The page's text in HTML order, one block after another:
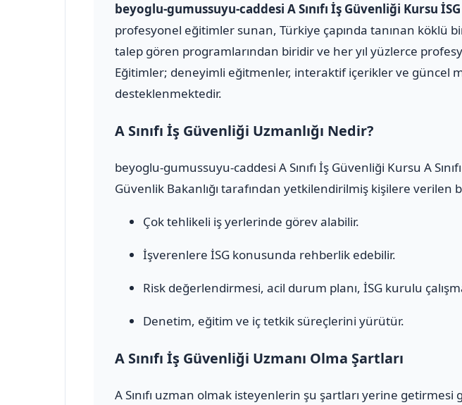
beyoglu-gumussuyu-caddesi A Sınıfı İş Güvenliği Kursu
profesyonel eğitimler sunan, Türkiye çapında tanınan köklü
talep gören programlarından biridir ve her yıl yüzlerce
Eğitimler; deneyimli eğitmenler, interaktif içerikler ve güncel
desteklenmektedir.
A Sınıfı İş Güvenliği Uzmanlığı Nedir?
beyoglu-gumussuyu-caddesi A Sınıfı İş Güvenliği Kursu A
Güvenlik Bakanlığı tarafından yetkilendirilmiş kişilere
Çok tehlikeli iş yerlerinde görev alabilir.
İşverenlere İSG konusunda rehberlik edebilir.
Risk değerlendirmesi, acil durum planı, İSG kurulu
Denetim, eğitim ve iç tetkik süreçlerini yürütür.
A Sınıfı İş Güvenliği Uzmanı Olma Şartları
A Sınıfı uzman olmak isteyenlerin şu şartları yerine getirmesi